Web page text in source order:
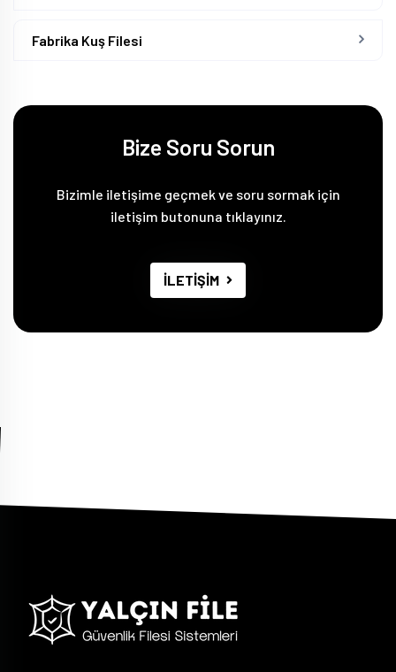
Fabrika Kuş Filesi
Bize Soru Sorun
Bizimle iletişime geçmek ve soru sormak için
iletişim butonuna tıklayınız.
İLETİŞİM